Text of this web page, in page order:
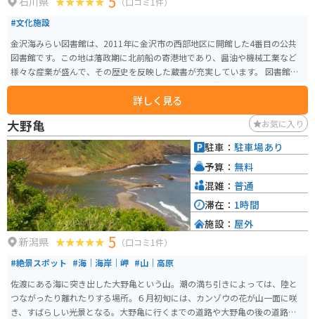
#文化施設
金沢海みらい図書館は、2011年に金沢市の西部地区に開館した4番目の公共
図書館です。この地は藩政期に北前船の寄港地であり、醤油や機械工業など
様々な産業が盛んで、その歴史を反映した蔵書が充実しています。 図書館
は、金沢市の姉妹都市図書館との交流の拠点としても機能しており、ホール
や集会室などの交流スペースが設けられています。注目すべきは、その斬新
な建築デザインで、外壁には約6,000個の丸窓が配置され、このデザインは
「世界で最も美しい公共図書館25選」にも選ばれました。 建物の約6割は吹
き抜け空間で、開放感と落ち着きを持ったワンルーム型の図書館となってお
り、市の新たな名所としても知られています。金沢駅から車やバイクで15分
ほどの位置にあります。
詳しく見る
大野亀 お気に入り
新潟県 5 （口コミ1件）
#絶景スポット #海｜海岸｜岬 #山｜高原
佐渡にある海に突き出した大野亀という山。潮の満ち引きによっては、陸と
つながったり離れたりする場所。６月初旬には、カンゾウの花が山一面に咲
き、すばらしい光景となる。大野亀に行くまでの道路や大野亀の後の道路は
駐車： 駐車場あり
予算： 無料
混雑： 普通
滞在： 1時間
施設： 屋外